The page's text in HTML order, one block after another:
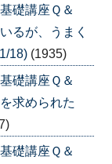
礎講座Ｑ＆
るが、うまく
18) (1935)
礎講座Ｑ＆
求められた
礎講座Ｑ＆